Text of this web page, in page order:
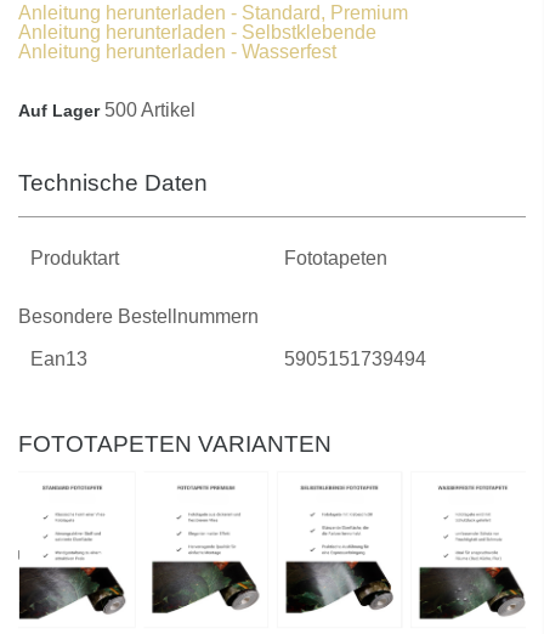
Anleitung herunterladen - Standard, Premium
Anleitung herunterladen - Selbstklebende
Anleitung herunterladen - Wasserfest
Auf Lager 500 Artikel
Technische Daten
Produktart Fototapeten
Besondere Bestellnummern
Ean13 5905151739494
FOTOTAPETEN VARIANTEN